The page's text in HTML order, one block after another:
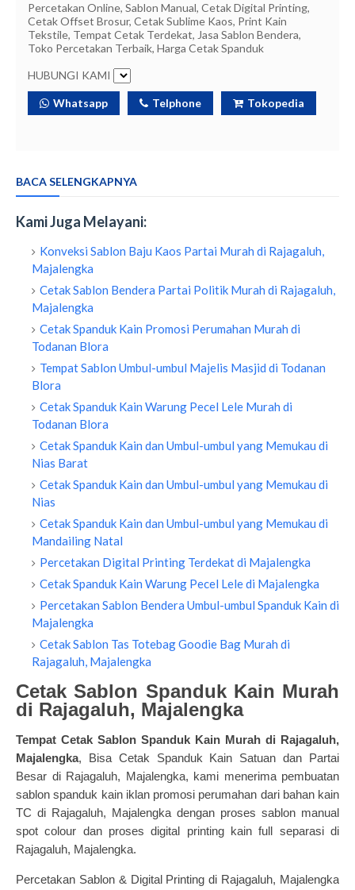
Percetakan Online, Sablon Manual, Cetak Digital Printing,
Cetak Offset Brosur, Cetak Sublime Kaos, Print Kain
Tekstile, Tempat Cetak Terdekat, Jasa Sablon Bendera,
Toko Percetakan Terbaik, Harga Cetak Spanduk
HUBUNGI KAMI
Whatsapp Telphone Tokopedia
BACA SELENGKAPNYA
Kami Juga Melayani:
Konveksi Sablon Baju Kaos Partai Murah di Rajagaluh,
Majalengka
Cetak Sablon Bendera Partai Politik Murah di Rajagaluh,
Majalengka
Cetak Spanduk Kain Promosi Perumahan Murah di
Todanan Blora
Tempat Sablon Umbul-umbul Majelis Masjid di Todanan
Blora
Cetak Spanduk Kain Warung Pecel Lele Murah di
Todanan Blora
Cetak Spanduk Kain dan Umbul-umbul yang Memukau di
Nias Barat
Cetak Spanduk Kain dan Umbul-umbul yang Memukau di
Nias
Cetak Spanduk Kain dan Umbul-umbul yang Memukau di
Mandailing Natal
Percetakan Digital Printing Terdekat di Majalengka
Cetak Spanduk Kain Warung Pecel Lele di Majalengka
Percetakan Sablon Bendera Umbul-umbul Spanduk Kain di
Majalengka
Cetak Sablon Tas Totebag Goodie Bag Murah di
Rajagaluh, Majalengka
Cetak Sablon Spanduk Kain Murah
di Rajagaluh, Majalengka
Tempat Cetak Sablon Spanduk Kain Murah di Rajagaluh,
Majalengka, Bisa Cetak Spanduk Kain Satuan dan Partai
Besar di Rajagaluh, Majalengka, kami menerima pembuatan
sablon spanduk kain iklan promosi perumahan dari bahan kain
TC di Rajagaluh, Majalengka dengan proses sablon manual
spot colour dan proses digital printing kain full separasi di
Rajagaluh, Majalengka.
Percetakan Sablon & Digital Printing di Rajagaluh, Majalengka